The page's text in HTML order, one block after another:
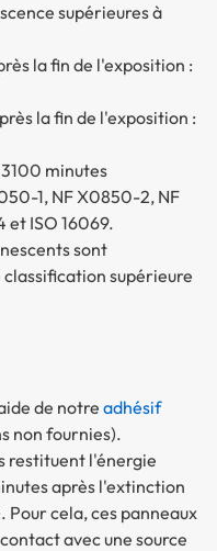
supérieures à
la fin de l'exposition :
la fin de l'exposition :
minutes
1, NF X0850-2, NF
et ISO 16069.
sont
supérieure
de notre adhésif
non fournies).
restituent l'énergie
après l'extinction
cela, ces panneaux
avec une source